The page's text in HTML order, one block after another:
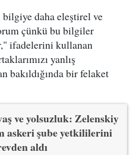
bilgiye daha eleştirel ve
çünkü bu bilgiler
ifadelerini kullanan
yanlış
bakıldığında bir felaket
ve yolsuzluk: Zelenskiy
askeri şube yetkililerini
aldı